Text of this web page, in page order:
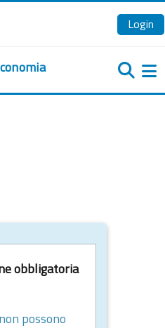
Login
obbligatoria
possono